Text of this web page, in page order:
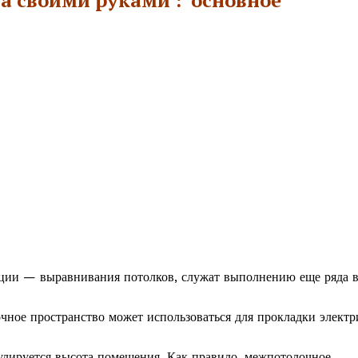
— выравнивания потолков, служат выполнению еще ряда
пространство может использоваться для прокладки